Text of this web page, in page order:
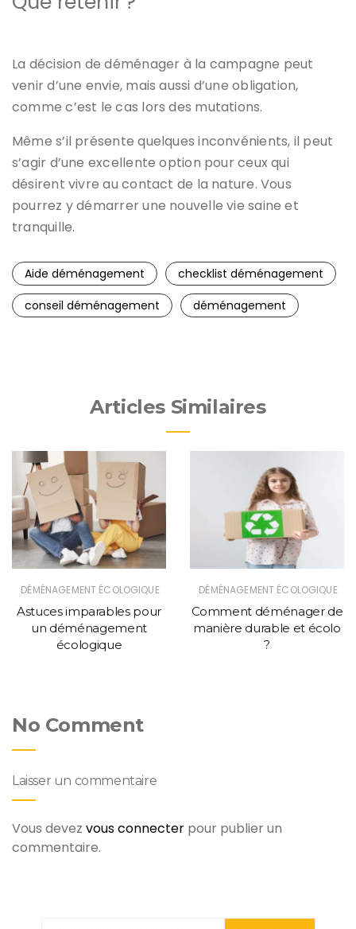
La décision de déménager à la campagne peut
venir d’une envie, mais aussi d’une obligation,
comme c’est le cas lors des mutations.
Même s’il présente quelques inconvénients, il peut
s’agir d’une excellente option pour ceux qui
désirent vivre au contact de la nature. Vous
pourrez y démarrer une nouvelle vie saine et
tranquille.
Aide déménagement
checklist déménagement
conseil déménagement
déménagement
Articles Similaires
DÉMÉNAGEMENT ÉCOLOGIQUE
Astuces imparables pour
un déménagement
écologique
DÉMÉNAGEMENT ÉCOLOGIQUE
Comment déménager de
manière durable et écolo
?
No Comment
Laisser un commentaire
Vous devez vous connecter pour publier un
commentaire.